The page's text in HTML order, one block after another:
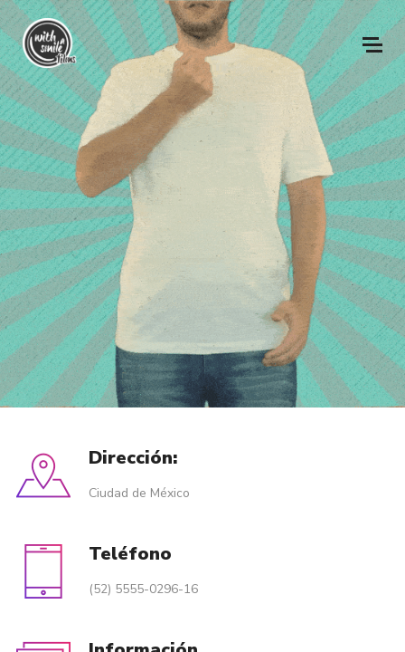
Dirección:
Ciudad de México
Teléfono
(52) 5555-0296-16